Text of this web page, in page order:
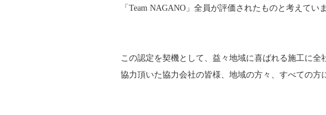
「Team NAGANO」全員が評価されたものと考えていま
この認定を契機として、益々地域に喜ばれる施工に
協力頂いた協力会社の皆様、地域の方々、すべての方